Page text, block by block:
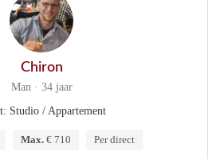
Chiron
Man · 34 jaar
Studio / Appartement
Max.€ 710 Per direct